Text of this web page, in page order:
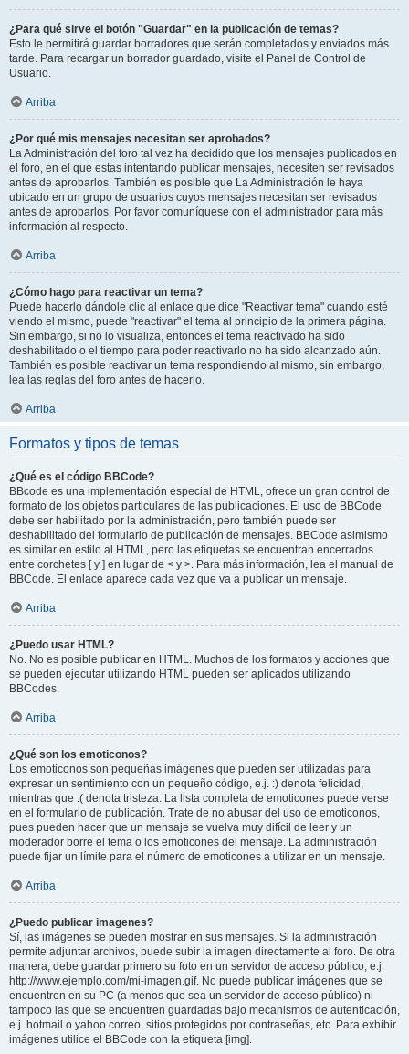
¿Para qué sirve el botón "Guardar" en la publicación de temas?
Esto le permitirá guardar borradores que serán completados y enviados más
tarde. Para recargar un borrador guardado, visite el Panel de Control de
Usuario.
Arriba
¿Por qué mis mensajes necesitan ser aprobados?
La Administración del foro tal vez ha decidido que los mensajes publicados en
el foro, en el que estas intentando publicar mensajes, necesiten ser revisados
antes de aprobarlos. También es posible que La Administración le haya
ubicado en un grupo de usuarios cuyos mensajes necesitan ser revisados
antes de aprobarlos. Por favor comuníquese con el administrador para más
información al respecto.
Arriba
¿Cómo hago para reactivar un tema?
Puede hacerlo dándole clic al enlace que dice "Reactivar tema" cuando esté
viendo el mismo, puede "reactivar" el tema al principio de la primera página.
Sin embargo, si no lo visualiza, entonces el tema reactivado ha sido
deshabilitado o el tiempo para poder reactivarlo no ha sido alcanzado aún.
También es posible reactivar un tema respondiendo al mismo, sin embargo,
lea las reglas del foro antes de hacerlo.
Arriba
Formatos y tipos de temas
¿Qué es el código BBCode?
BBcode es una implementación especial de HTML, ofrece un gran control de
formato de los objetos particulares de las publicaciones. El uso de BBCode
debe ser habilitado por la administración, pero también puede ser
deshabilitado del formulario de publicación de mensajes. BBCode asimismo
es similar en estilo al HTML, pero las etiquetas se encuentran encerrados
entre corchetes [ y ] en lugar de < y >. Para más información, lea el manual de
BBCode. El enlace aparece cada vez que va a publicar un mensaje.
Arriba
¿Puedo usar HTML?
No. No es posible publicar en HTML. Muchos de los formatos y acciones que
se pueden ejecutar utilizando HTML pueden ser aplicados utilizando
BBCodes.
Arriba
¿Qué son los emoticonos?
Los emoticonos son pequeñas imágenes que pueden ser utilizadas para
expresar un sentimiento con un pequeño código, e.j. :) denota felicidad,
mientras que :( denota tristeza. La lista completa de emoticones puede verse
en el formulario de publicación. Trate de no abusar del uso de emoticonos,
pues pueden hacer que un mensaje se vuelva muy difícil de leer y un
moderador borre el tema o los emoticones del mensaje. La administración
puede fijar un límite para el número de emoticones a utilizar en un mensaje.
Arriba
¿Puedo publicar imagenes?
Sí, las imágenes se pueden mostrar en sus mensajes. Si la administración
permite adjuntar archivos, puede subir la imagen directamente al foro. De otra
manera, debe guardar primero su foto en un servidor de acceso público, e.j.
http://www.ejemplo.com/mi-imagen.gif. No puede publicar imágenes que se
encuentren en su PC (a menos que sea un servidor de acceso público) ni
tampoco las que se encuentren guardadas bajo mecanismos de autenticación,
e.j. hotmail o yahoo correo, sitios protegidos por contraseñas, etc. Para exhibir
imágenes utilice el BBCode con la etiqueta [img].